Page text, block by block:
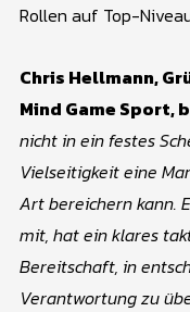
Rollen auf Top-
Chris Hellmann,
Mind Game Sport,
nicht in ein festes
Vielseitigkeit eine
Art bereichern kann.
mit, hat ein klares
Bereitschaft, in
Verantwortung zu